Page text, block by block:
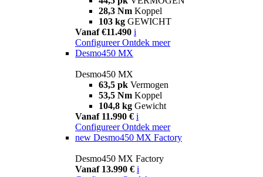
28,3 Nm Koppel
103 kg GEWICHT
Vanaf €11.490 i
Configureer Ontdek meer
Desmo450 MX
Desmo450 MX
63,5 pk Vermogen
53,5 Nm Koppel
104,8 kg Gewicht
Vanaf 11.990 € i
Configureer Ontdek meer
new Desmo450 MX Factory
Desmo450 MX Factory
Vanaf 13.990 € i